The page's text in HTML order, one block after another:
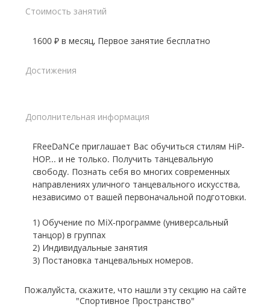
Стоимость занятий
1600 ₽ в месяц, Первое занятие бесплатно
Достижения
Дополнительная информация
FReeDaNCe приглашает Вас обучиться стилям HiP-
HOP... и не только. Получить танцевальную
свободу. Познать себя во многих современных
направлениях уличного танцевального искусства,
независимо от вашей первоначальной подготовки.
1) Обучение по MiX-программе (универсальный
танцор) в группах
2) Индивидуальные занятия
3) Постановка танцевальных номеров.
Пожалуйста, скажите, что нашли эту секцию на сайте
"Спортивное Пространство"